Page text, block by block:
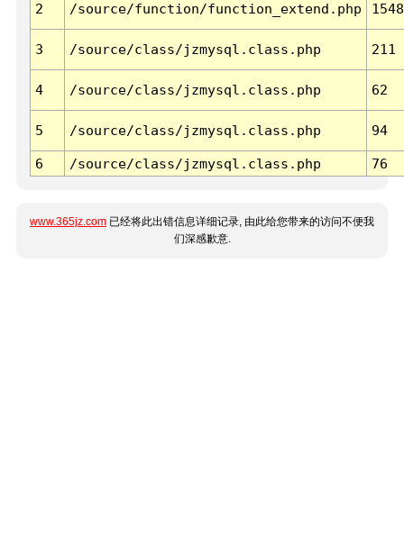
2 /source/function/function_extend.php 1548
3 /source/class/jzmysql.class.php 211
4 /source/class/jzmysql.class.php 62
5 /source/class/jzmysql.class.php 94
6 /source/class/jzmysql.class.php 76
www.365jz.com 已经将此出错信息详细记录, 由此给您带来的访问不便我
们深感歉意.